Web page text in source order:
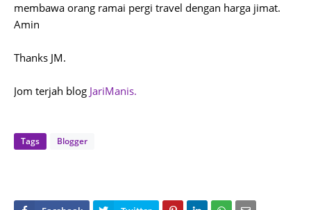
membawa orang ramai pergi travel dengan harga jimat.
Amin
Thanks JM.
Jom terjah blog JariManis.
Tags Blogger